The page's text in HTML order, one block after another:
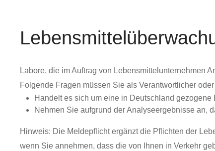
Labore, die im Auftrag von Lebensmittelunternehmen
Folgende Fragen müssen Sie als Verantwortlicher
Handelt es sich um eine in Deutschland gezogene
Nehmen Sie aufgrund der Analyseergebnisse an,
Hinweis: Die Meldepflicht ergänzt die Pflichten der
wenn Sie annehmen, dass die von Ihnen in Verkehr